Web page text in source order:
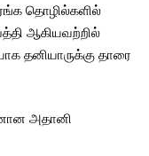
தொழில்களில்
ஆகியவற்றில்
தனியாருக்கு தாரை
அதானி